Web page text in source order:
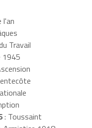
l'an
Travail
1945
: Toussaint